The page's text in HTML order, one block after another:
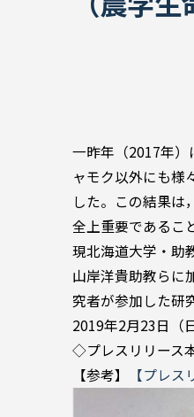
一昨年（2017年
ャモク以外にも様
した。この結果は
全上重要であるこ
現北海道大学・助
山岸洋貴助教らに
究者が参加した研
2019年2月23日（
◇プレスリリース
【参考】
【プレ